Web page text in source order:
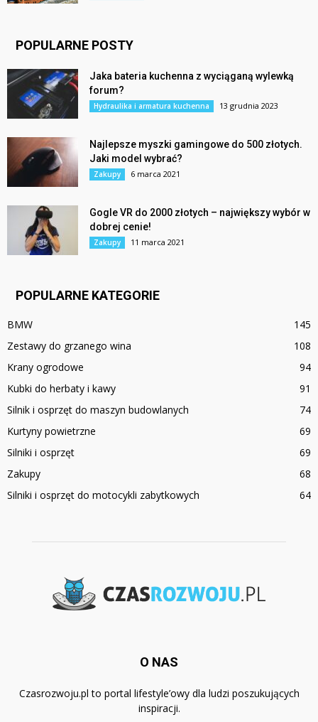
POPULARNE POSTY
Jaka bateria kuchenna z wyciąganą wylewką
forum?
Hydraulika i armatura kuchenna 13 grudnia 2023
Najlepsze myszki gamingowe do 500 złotych.
Jaki model wybrać?
Zakupy 6 marca 2021
Gogle VR do 2000 złotych – największy wybór w
dobrej cenie!
Zakupy 11 marca 2021
POPULARNE KATEGORIE
BMW
145
Zestawy do grzanego wina
108
Krany ogrodowe
94
Kubki do herbaty i kawy
91
Silnik i osprzęt do maszyn budowlanych
74
Kurtyny powietrzne
69
Silniki i osprzęt
69
Zakupy
68
Silniki i osprzęt do motocykli zabytkowych
64
O NAS
Czasrozwoju.pl to portal lifestyle’owy dla ludzi poszukujących
inspiracji.